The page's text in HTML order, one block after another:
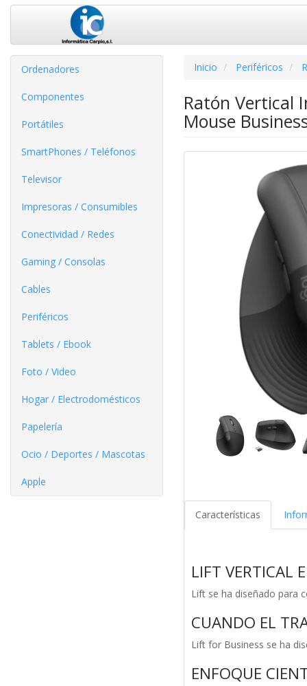
Ordenadores
Componentes
Portátiles
SmartPhones / Teléfonos
Televisor
Impresoras / Consumibles
Conectividad / Redes
Gaming / Consolas
Cables
Periféricos
Tablets / Ebook
Foto / Video
Hogar / Electrodomésticos
Papelería
Ocio / Deportes / Mascotas
Apple
Inicio Periféricos
Ratón Vertical
Mouse
Características
LIFT VERTICAL
Lift se ha diseñado para
CUANDO EL
Lift for Business se ha
ENFOQUE